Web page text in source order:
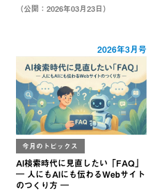
（公開：2026年03月23日）
2026年3月号
今月のトピックス
AI検索時代に見直したい「FAQ」
― 人にもAIにも伝わるWebサイト
のつくり方 ―